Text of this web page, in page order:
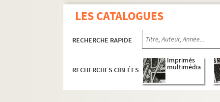
LES CATALOGUES
RECHERCHE RAPIDE
RECHERCHES CIBLÉES
Imprimés
multimédia